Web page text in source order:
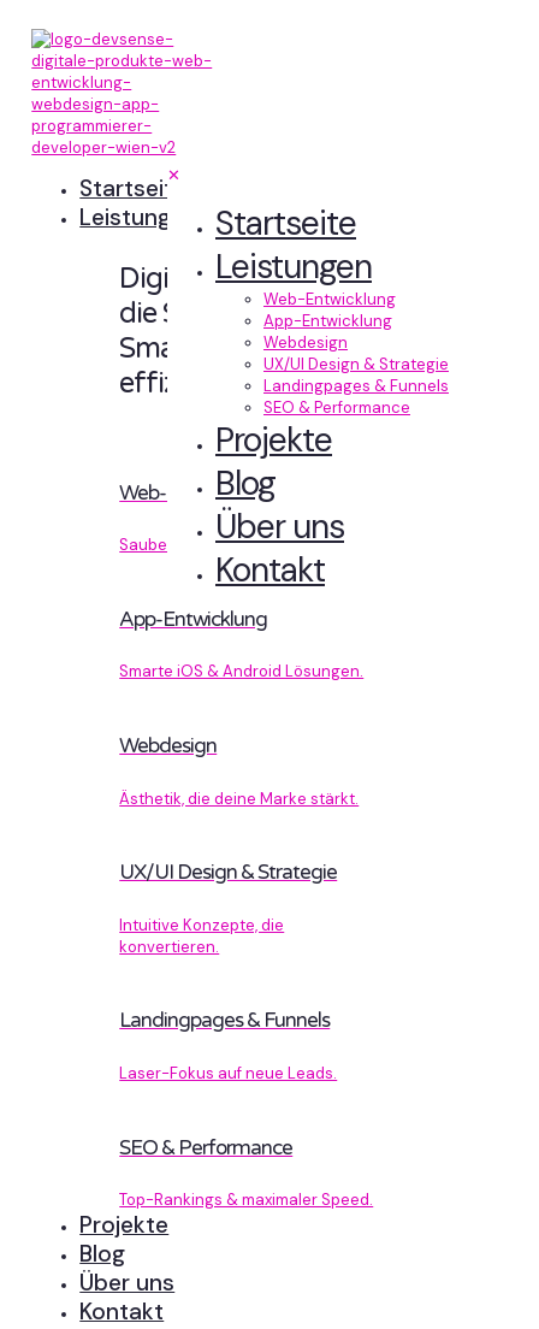
✕
Startseite
Leistungen
Web-Entwicklung
App-Entwicklung
Webdesign
UX/UI Design & Strategie
Landingpages & Funnels
SEO & Performance
Projekte
Blog
Über uns
Kontakt
Startseite
Leistungen
Digitale Erlebnisse,
die Sinn machen.
Smart designt und
effizient entwickelt.
Web-Entwicklung
Sauberer Code, der performt.
App-Entwicklung
Smarte iOS & Android Lösungen.
Webdesign
Ästhetik, die deine Marke stärkt.
UX/UI Design & Strategie
Intuitive Konzepte, die
konvertieren.
Landingpages & Funnels
Laser-Fokus auf neue Leads.
SEO & Performance
Top-Rankings & maximaler Speed.
Projekte
Blog
Über uns
Kontakt